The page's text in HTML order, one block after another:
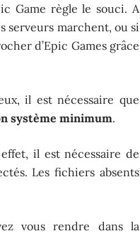
Game règle le souci. A
serveurs marchent, ou si
d’Epic Games grâce
il est nécessaire que
système minimum.
il est nécessaire de
Les fichiers absents
vous rendre dans la